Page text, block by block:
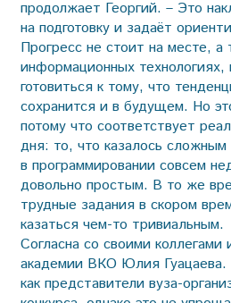
продолжает Георгий. – Это
на подготовку и задаёт
Прогресс не стоит на месте, а
информационных технологиях,
готовиться к тому, что
сохранится и в будущем. Но
потому что соответствует
дня: то, что казалось
в программировании совсем
довольно простым. В то же
трудные задания в скором
казаться чем-то тривиальным.
Согласна со своими
академии ВКО Юлия Гуацаева.
как представители вуза-